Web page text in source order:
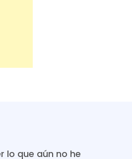
lo que aún no he